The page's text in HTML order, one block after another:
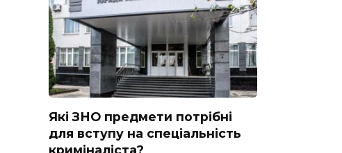
Які ЗНО предмети потрібні
для вступу на спеціальність
криміналіста?